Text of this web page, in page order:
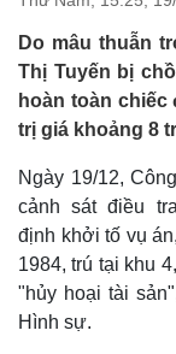
Nhận diện sự thật
Do mâu thuẫn
Thị Tuyến bị
hoàn toàn chiếc
trị giá khoảng 8
Ngày 19/12,
cảnh sát điều
định khởi tố vụ
1984, trú tại khu
"hủy hoại tài
Hình sự.